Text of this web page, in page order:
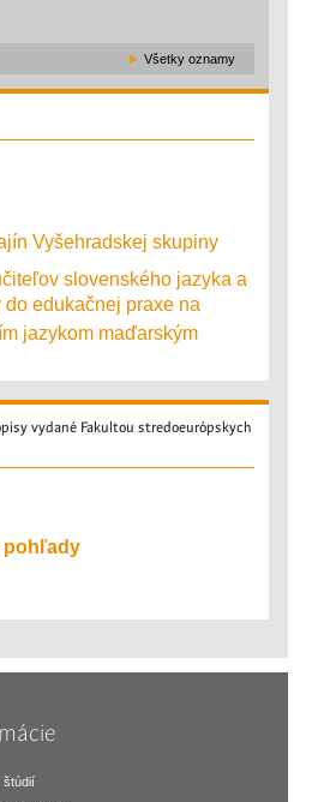
► Všetky oznamy
Vyšehradskej skupiny
slovenského jazyka a
edukačnej praxe na
jazykom maďarským
vydané Fakultou stredoeurópskych
pohľady
štúdií